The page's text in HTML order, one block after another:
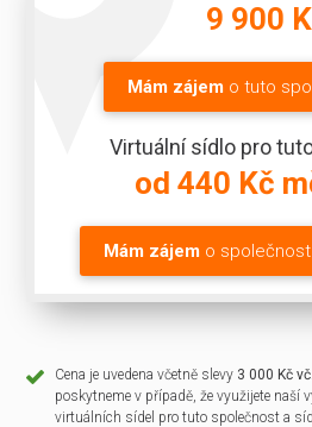
9 900
Mám zájemo tuto
Virtuální sídlo pro
od 440 Kč
Mám zájem o
Cena je uvedena včetně slevy 3 000 Kč
poskytneme v případě, že využijete naší
virtuálních sídel pro tuto společnost a